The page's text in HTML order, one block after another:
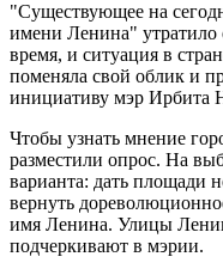
"Существующее на
имени Ленина" утратило
время, и ситуация в
поменяла свой облик и
инициативу мэр Ирбита
Чтобы узнать мнение
разместили опрос. На
варианта: дать площади
вернуть
имя Ленина. Улицы
подчеркивают в мэрии.